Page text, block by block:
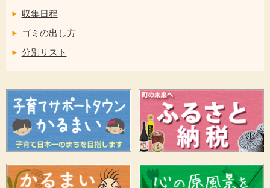
収集日程
ゴミの出し方
分別リスト